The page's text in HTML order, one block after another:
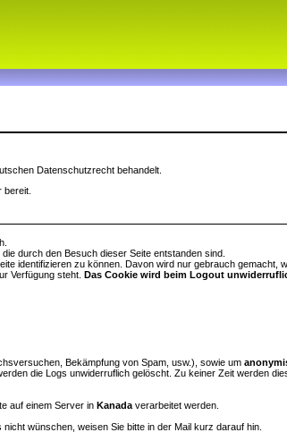
Datenschutzrecht behandelt.
durch den Besuch dieser Seite entstanden sind.
identifizieren zu können. Davon wird nur gebrauch gemacht,
Verfügung steht. Das Cookie wird beim Logout
Bekämpfung von Spam, usw.), sowie um
die Logs unwiderruflich gelöscht. Zu keiner Zeit werden
auf einem Server in Kanada verarbeitet werden.
wünschen, weisen Sie bitte in der Mail kurz darauf hin.